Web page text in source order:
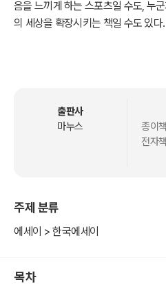
음을 느끼게 하는 스포츠일 수도, 누
의 세상을 확장시키는 책일 수도 있다.
이야기한다. 그는 걷잡을 수 없이 빠
카드캡터 체리>의 “봉인 해제”를 외
렬한 사랑에 빠진다. 이른바 ‘덕통사
하는 것을 찾기 위해 고민하는 찰나조
현실에, 저자의 글은 묵직한 울림을
출판사
마누스
종이
전자
주제 분류
에세이 > 한국에세이
목차